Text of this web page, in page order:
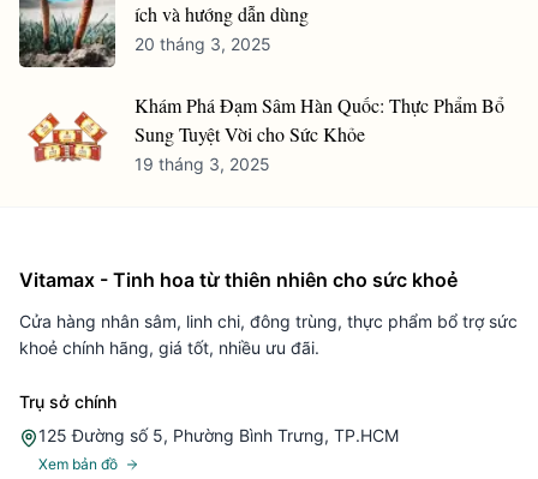
ích và hướng dẫn dùng
20 tháng 3, 2025
Khám Phá Đạm Sâm Hàn Quốc: Thực Phẩm Bổ
Sung Tuyệt Vời cho Sức Khỏe
19 tháng 3, 2025
Vitamax - Tinh hoa từ thiên nhiên cho sức khoẻ
Cửa hàng nhân sâm, linh chi, đông trùng, thực phẩm bổ trợ sức
khoẻ chính hãng, giá tốt, nhiều ưu đãi.
Trụ sở chính
125 Đường số 5, Phường Bình Trưng, TP.HCM
Xem bản đồ